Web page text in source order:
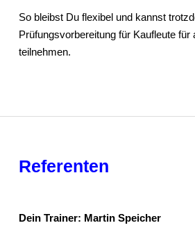
So bleibst Du flexibel und kannst
Prüfungsvorbereitung für Kaufleute für
teilnehmen.
Referenten
Dein Trainer: Martin Speicher